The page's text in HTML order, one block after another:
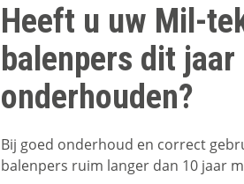
Heeft u uw Mil-
balenpers dit
onderhouden?
Bij goed onderhoud en correct
balenpers ruim langer dan 10 jaar